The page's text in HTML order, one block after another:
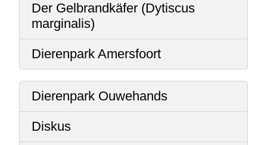
Der Gelbrandkäfer (Dytiscus
marginalis)
Dierenpark Amersfoort
Dierenpark Ouwehands
Diskus